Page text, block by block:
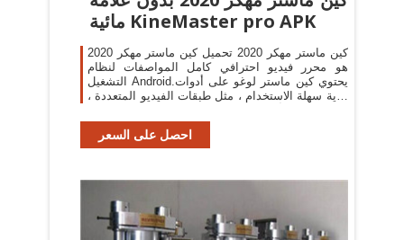
مائية KineMaster pro APK
كين ماستر مهكر 2020 تحميل كين ماستر مهكر 2020
هو محرر فيديو احترافي كامل المواصفات لنظام
التشغيل Android.يحتوي كين ماستر لوغو على أدوات
قوية سهلة الاستخدام ، مثل طبقات الفيديو المتعددة ،
احصل على السعر